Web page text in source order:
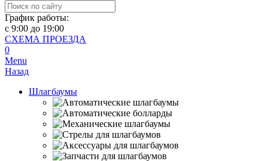
График работы:
с 9:00 до 19:00
СХЕМА ПРОЕЗДА
0
Menu
Назад
Шлагбаумы